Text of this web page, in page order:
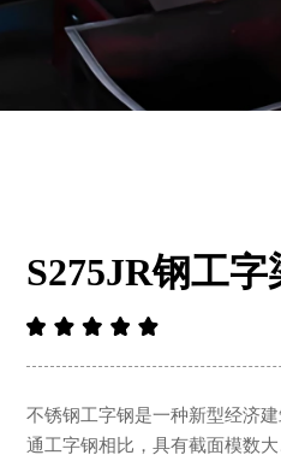
S275JR钢工字
不锈钢工字钢是一种新型经济
通工字钢相比，具有截面模数